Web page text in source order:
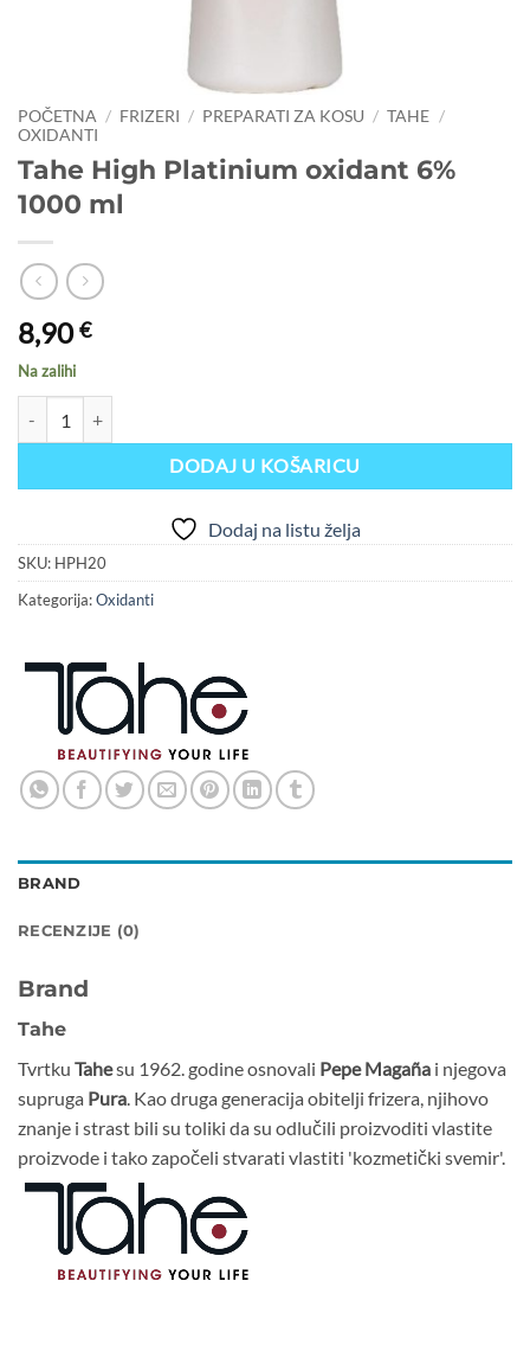
POČETNA / FRIZERI / PREPARATI ZA KOSU / TAHE /
OXIDANTI
Tahe High Platinium oxidant 6%
1000 ml
8,90€
Na zalihi
DODAJ U KOŠARICU
Dodaj na listu želja
SKU: HPH20
Kategorija:Oxidanti
BRAND
RECENZIJE (0)
Brand
Tahe
Tvrtku Tahesu 1962. godine osnovali Pepe Magaña i njegova
supruga Pura . Kao druga generacija obitelji frizera, njihovo
znanje i strast bili su toliki da su odlučili proizvoditi vlastite
proizvode i tako započeli stvarati vlastiti 'kozmetički svemir'.